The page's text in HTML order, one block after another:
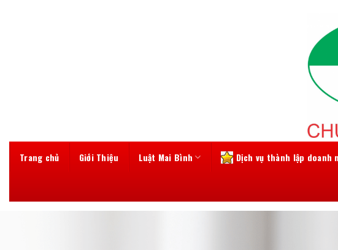
Trang chủ Giới Thiệu Luật Mai Bình Dịch vụ thành lập doanh